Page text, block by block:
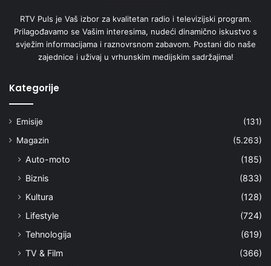
RTV Puls je Vaš izbor za kvalitetan radio i televizijski program.
Prilagođavamo se Vašim interesima, nudeći dinamično iskustvo s
svježim informacijama i raznovrsnom zabavom. Postani dio naše
zajednice i uživaj u vrhunskim medijskim sadržajima!
Kategorije
Emisije
(131)
Magazin
(5.263)
Auto-moto
(185)
Biznis
(833)
Kultura
(128)
Lifestyle
(724)
Tehnologija
(619)
TV & Film
(366)